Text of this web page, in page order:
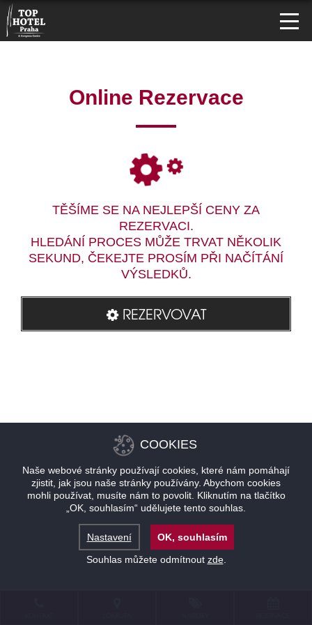
Online Rezervace
TĚŠÍME SE NA NEJLEPŠÍ CENY ZA
REZERVACI.
HLEDÁNÍ PROCES MŮŽE TRVAT NĚKOLIK
SEKUND, ČEKEJTE PROSÍM PŘI NAČÍTÁNÍ
VÝSLEDKŮ.
REZERVOVAT
COOKIES
Naše webové stránky používají cookies, které nám pomáhají
zjistit, jak jsou naše stránky používány. Abychom cookies
mohli používat, musíte nám to povolit. Kliknutím na tlačítko
„OK, souhlasím“ udělujete tento souhlas.
Nastavení
OK, souhlasím
Souhlas můžete odmítnout zde.